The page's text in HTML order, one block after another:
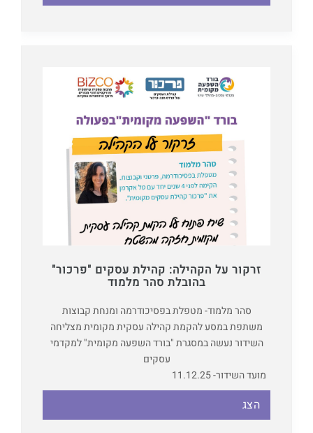
זרקור על הקהילה: קהילת עסקים "פרכור"
בהובלת סהר מלמוד
סהר מלמוד- מטפלת בפסיכודרמה ומנחת קבוצות
משתפת במסע להקמת קהילה עסקית מקומית מצליחה
השידור נעשה במסגרת "בורד השפעה מקומית" למקדמי
עסקים
מועד השידור- 11.12.25
הצג